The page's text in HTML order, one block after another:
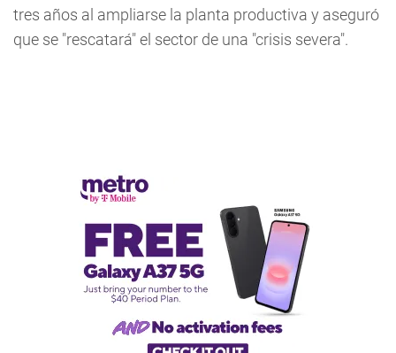
tres años al ampliarse la planta productiva y aseguró
que se "rescatará" el sector de una "crisis severa".